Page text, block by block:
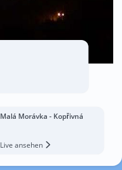
Malá Morávka - Kopřivná
Live ansehen